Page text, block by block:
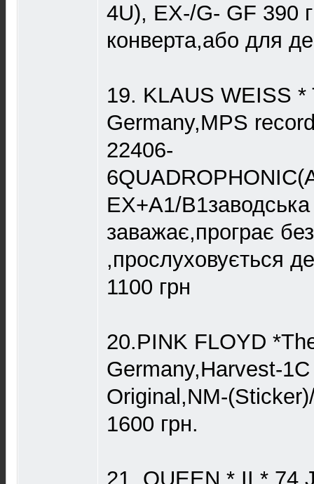
4U), EX-/G- GF 390
конверта,або для
19. KLAUS WEISS *
Germany,MPS
22406-
EX+A1/
заважає,програє
,прослуховується
1100 грн
20.PINK FLOYD
Germany,Harvest-
Original,NM-
1600 грн.
21. QUEEN * II * 74